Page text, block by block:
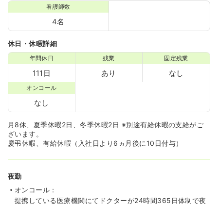
看護師数
4名
休日・休暇詳細
年間休日
111日
残業
あり
固定残業
なし
オンコール
なし
月8休、夏季休暇2日、冬季休暇2日 ※別途有給休暇の支給がご
ざいます。
慶弔休暇、有給休暇（入社日より6ヵ月後に10日付与）
夜勤
オンコール：
提携している医療機関にてドクターが24時間365日体制で夜